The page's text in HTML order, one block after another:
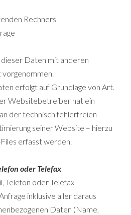
Rechners
Daten mit anderen
erfolgt auf Grundlage von Art.
Websitebetreiber hat ein
der technisch fehlerfreien
seiner Website – hierzu
erfasst werden.
oder Telefax
Telefon oder Telefax
inklusive aller daraus
Daten (Name,